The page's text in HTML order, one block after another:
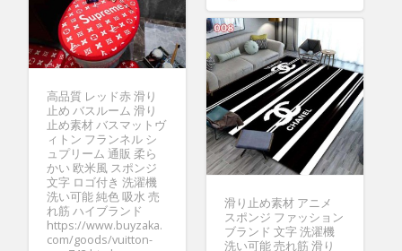
高品質 レッド赤 滑り
止め バスルーム 滑り
止め素材 バスマットヴ
ィトン フランネル シ
ュプリーム 通販 柔ら
かい 欧米風 スポンジ
文字 ロゴ付き 洗濯機
洗い可能 純色 吸水 売
れ筋 ハイブランド
https://www.buyzaka.
com/goods/vuitton-
滑り止め素材 アニメ
スポンジ ファッション
ブランド 文字 洗濯機
洗い可能 売れ筋 滑り